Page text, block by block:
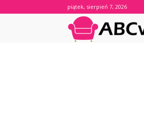
piątek, sierpień 7, 2026